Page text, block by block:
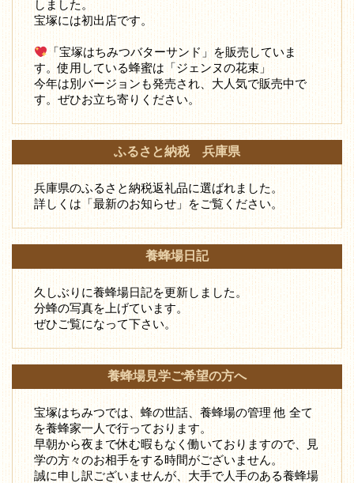
しました。
宝塚には初出店です。
「宝塚はちみつバターサンド」を販売していま
す。使用している蜂蜜は「ジェンヌの花束」
今年は別バージョンも発売され、大人気で販売中で
す。ぜひお立ち寄りください。
ふるさと納税 兵庫県
兵庫県のふるさと納税返礼品に選ばれました。
詳しくは「最新のお知らせ」をご覧ください。
養蜂場日記
久しぶりに養蜂場日記を更新しました。
分蜂の写真を上げています。
ぜひご覧になって下さい。
養蜂場見学ご希望の方へ
宝塚はちみつでは、蜂の世話、養蜂場の管理 他 全て
を養蜂家一人で行っております。
早朝から夜まで休む暇もなく働いておりますので、見
学の方々のお相手をする時間がございません。
誠に申し訳ございませんが、大手で人手のある養蜂場